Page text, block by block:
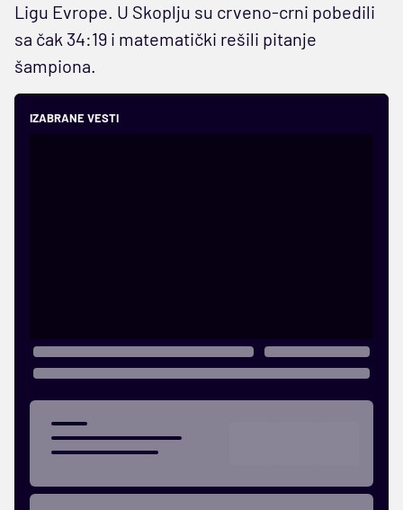
Ligu Evrope. U Skoplju su crveno-crni pobedili
sa čak 34:19 i matematički rešili pitanje
šampiona.
IZABRANE VESTI